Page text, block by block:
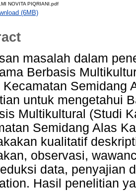
NOVITA PIQRIANI.pdf
(6MB)
masalah dalam
Berbasis
Kecamatan Semidang
untuk mengetahui
Multikultural (Studi
Semidang Alas
kualitatif
observasi,
data, penyajian
Hasil penelitian